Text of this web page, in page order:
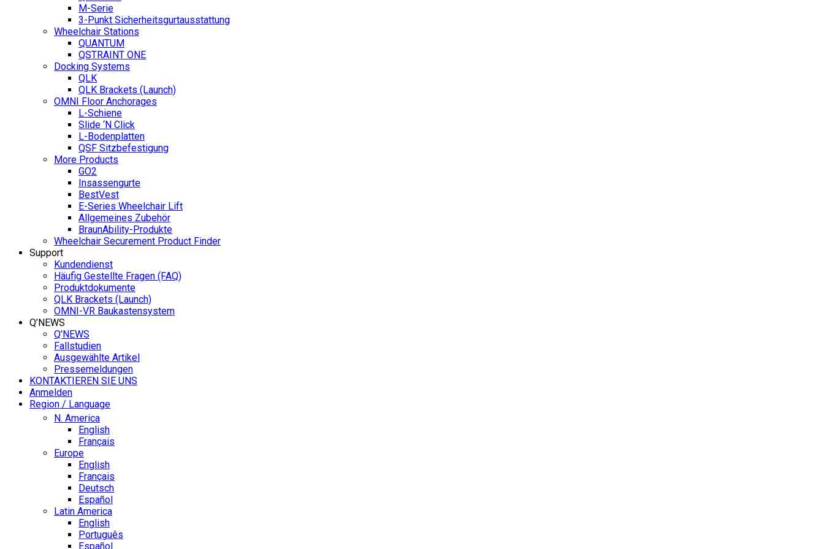
M-Serie
3-Punkt Sicherheitsgurtausstattung
Wheelchair Stations
QUANTUM
QSTRAINT ONE
Docking Systems
QLK
QLK Brackets (Launch)
OMNI Floor Anchorages
L-Schiene
Slide ‘N Click
L-Bodenplatten
QSF Sitzbefestigung
More Products
GO2
Insassengurte
BestVest
E-Series Wheelchair Lift
Allgemeines Zubehör
BraunAbility-Produkte
Wheelchair Securement Product Finder
Support
Kundendienst
Häufig Gestellte Fragen (FAQ)
Produktdokumente
QLK Brackets (Launch)
OMNI-VR Baukastensystem
Q’NEWS
Q’NEWS
Fallstudien
Ausgewählte Artikel
Pressemeldungen
KONTAKTIEREN SIE UNS
Anmelden
Region / Language
N. America
English
Français
Europe
English
Français
Deutsch
Español
Latin America
English
Português
Español